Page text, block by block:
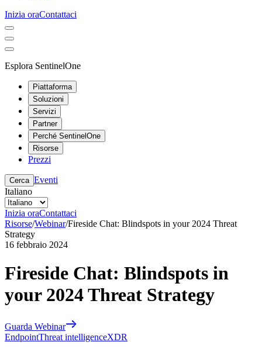
Inizia oraContattaci
Esplora SentinelOne
Piattaforma
Soluzioni
Servizi
Partner
Perché SentinelOne
Risorse
Prezzi
Cerca Eventi
Italiano
Inizia oraContattaci
Risorse/Webinar/Fireside Chat: Blindspots in your 2024 Threat
Strategy
16 febbraio 2024
Fireside Chat: Blindspots in
your 2024 Threat Strategy
Guarda Webinar
EndpointThreat intelligenceXDR